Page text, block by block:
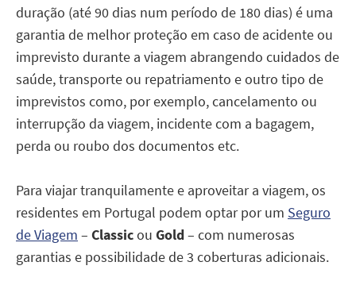
duração (até 90 dias num período de 180 dias) é uma
garantia de melhor proteção em caso de acidente ou
imprevisto durante a viagem abrangendo cuidados de
saúde, transporte ou repatriamento e outro tipo de
imprevistos como, por exemplo, cancelamento ou
interrupção da viagem, incidente com a bagagem,
perda ou roubo dos documentos etc.
Para viajar tranquilamente e aproveitar a viagem, os
residentes em Portugal podem optar por um Seguro
de Viagem – Classicou Gold– com numerosas
garantias e possibilidade de 3 coberturas adicionais.